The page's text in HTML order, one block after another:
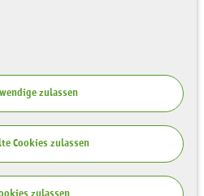
zulassen
Cookies zulassen
dresden gGmbH)